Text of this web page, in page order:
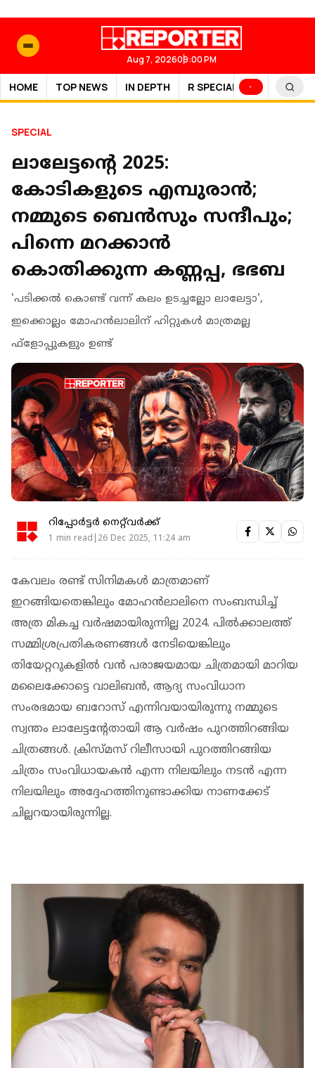
Aug 7, 202609:00 PM
HOME TOP NEWS IN DEPTH R SPECIAL SPORTS
SPECIAL
ലാലേട്ടന്‍റെ 2025:
കോടികളുടെ എമ്പുരാന്‍;
നമ്മുടെ ബെന്‍സും സന്ദീപും;
പിന്നെ മറക്കാന്‍
കൊതിക്കുന്ന കണ്ണപ്പ, ഭഭബ
'പടിക്കൽ കൊണ്ട് വന്ന് കലം ഉടച്ചല്ലോ ലാലേട്ടാ',
ഇക്കൊല്ലം മോഹൻലാലിന് ഹിറ്റുകൾ മാത്രമല്ല
ഫ്ളോപ്പുകളും ഉണ്ട്
റിപ്പോർട്ടർ നെറ്റ്‌വര്‍ക്ക്‌
1 min read|26 Dec 2025, 11:24 am
കേവലം രണ്ട് സിനിമകള്‍ മാത്രമാണ്
ഇറങ്ങിയതെങ്കിലും മോഹന്‍ലാലിനെ സംബന്ധിച്ച്
അത്ര മികച്ച വർഷമായിരുന്നില്ല 2024. പില്‍ക്കാലത്ത്
സമ്മിശ്രപ്രതികരണങ്ങള്‍ നേടിയെങ്കിലും
തിയേറ്ററുകളില്‍ വന്‍ പരാജയമായ ചിത്രമായി മാറിയ
മലൈക്കോട്ടെ വാലിബന്‍, ആദ്യ സംവിധാന
സംരഭമായ ബറോസ് എന്നിവയായിരുന്നു നമ്മുടെ
സ്വന്തം ലാലേട്ടന്‍റേതായി ആ വർഷം പുറത്തിറങ്ങിയ
ചിത്രങ്ങള്‍. ക്രിസ്മസ് റിലീസായി പുറത്തിറങ്ങിയ
ചിത്രം സംവിധായകന്‍ എന്ന നിലയിലും നടന്‍ എന്ന
നിലയിലും അദ്ദേഹത്തിനുണ്ടാക്കിയ നാണക്കേട്
ചില്ലറയായിരുന്നില്ല.